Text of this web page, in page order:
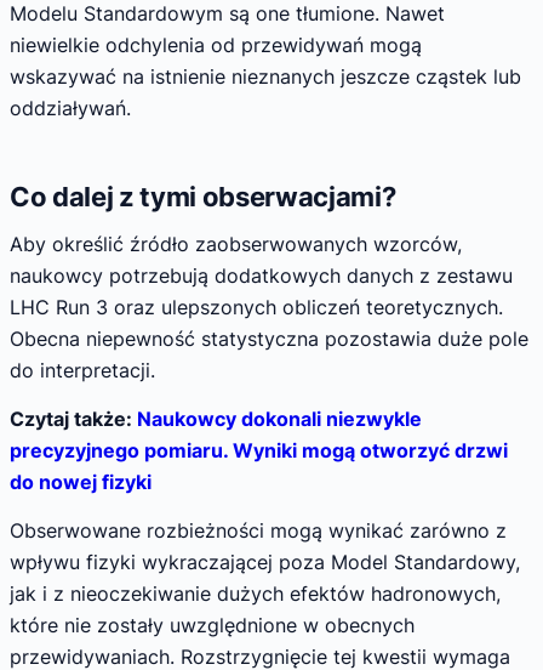
Modelu Standardowym są one tłumione. Nawet
niewielkie odchylenia od przewidywań mogą
wskazywać na istnienie nieznanych jeszcze cząstek lub
oddziaływań.
Co dalej z tymi obserwacjami?
Aby określić źródło zaobserwowanych wzorców,
naukowcy potrzebują dodatkowych danych z zestawu
LHC Run 3 oraz ulepszonych obliczeń teoretycznych.
Obecna niepewność statystyczna pozostawia duże pole
do interpretacji.
Czytaj także: Naukowcy dokonali niezwykle
precyzyjnego pomiaru. Wyniki mogą otworzyć drzwi
do nowej fizyki
Obserwowane rozbieżności mogą wynikać zarówno z
wpływu fizyki wykraczającej poza Model Standardowy,
jak i z nieoczekiwanie dużych efektów hadronowych,
które nie zostały uwzględnione w obecnych
przewidywaniach. Rozstrzygnięcie tej kwestii wymaga